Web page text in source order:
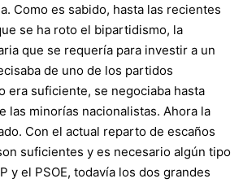
Como es sabido, hasta las recientes
se ha roto el bipartidismo, la
que se requería para investir a un
de uno de los partidos
era suficiente, se negociaba hasta
las minorías nacionalistas. Ahora la
Con el actual reparto de escaños
suficientes y es necesario algún tipo
y el PSOE, todavía los dos grandes